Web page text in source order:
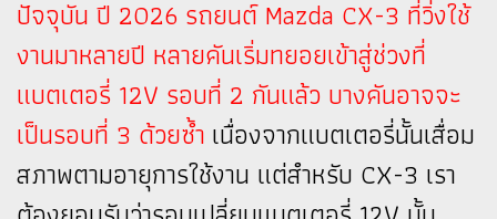
ปัจจุบัน ปี 2026 รถยนต์ Mazda CX-3 ที่วิ่งใช้
งานมาหลายปี หลายคันเริ่มทยอยเข้าสู่ช่วงที่
แบตเตอรี่ 12V รอบที่ 2 กันแล้ว บางคันอาจจะ
เป็นรอบที่ 3 ด้วยซ้ำ เนื่องจากแบตเตอรี่นั้นเสื่อม
สภาพตามอายุการใช้งาน แต่สำหรับ CX-3 เรา